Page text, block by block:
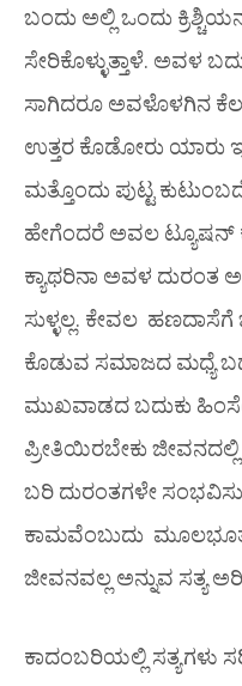
ಬಂದು ಅಲ್ಲಿ ಒಂದು
ಸೇರಿಕೊಳ್ಳುತ್ತಾಳೆ. ಅವಳ
ಸಾಗಿದರೂ ಅವಳೊಳಗಿನ
ಉತ್ತರ ಕೊಡೋರು ಯಾರು
ಮತ್ತೊಂದು ಪುಟ್ಟ
ಹೇಗೆಂದರೆ ಅವಲ ಟ್ಯೂಷನ್
ಕ್ಯಾಥರಿನಾ ಅವಳ ದುರಂತ
ಸುಳ್ಳಲ್ಲ. ಕೇವಲ
ಕೊಡುವ ಸಮಾಜದ ಮಧ್ಯೆ
ಮುಖವಾಡದ ಬದುಕು
ಪ್ರೀತಿಯಿರಬೇಕು
ಬರಿ ದುರಂತಗಳೇ
ಕಾಮವೆಂಬುದು
ಜೀವನವಲ್ಲ ಅನ್ನುವ ಸತ್ಯ
ಕಾದಂಬರಿಯಲ್ಲಿ ಸತ್ಯಗಳು